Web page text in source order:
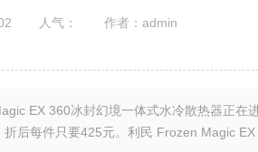
人气：
作者：admin
EX 360冰封幻境一体式水冷散热器正
后每件只要425元。利民 Frozen Magic